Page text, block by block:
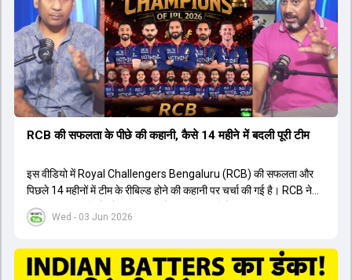
युवा खिलाड़ी का प्रदर्शन रहा है, जिसे देखने के लिए स्टेडियम में भारी भीड़ उमड़ती
थी। शानदार प्रदर्शन के बाद इस युवा खिलाड़ी को श्रीलंका में होने वाली
त्रिकोणीय सीरीज के लिए इंडिया ए टीम में भी शामिल कर लिया गया है।
Wed - 03 Jun 2026
RCB की सफलता के पीछे की कहानी, कैसे 14 महीने में बदली पूरी टीम
इस वीडियो में Royal Challengers Bengaluru (RCB) की सफलता और
पिछले 14 महीनों में टीम के रीबिल्ड होने की कहानी पर चर्चा की गई है। RCB ने
अपनी पुरानी गलतियों को स्वीकार करते हुए एक नया रिसेट बटन दबाया। टीम
मैनेजमेंट में Mo Bobat, Andy Flower, Dinesh Karthik और एनालिस्ट
के तहत Bhuvneshwar Kumar, Krunal Pandya और Rasikh Salam
जैसे भारतीय खिलाड़ियों को टीम में शामिल किया गया, जिन्होंने शानदार प्रदर्शन